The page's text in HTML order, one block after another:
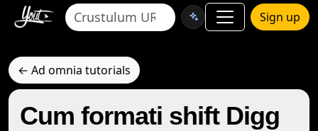
Sign up
← Ad omnia tutorials
Cum formati shift Digg